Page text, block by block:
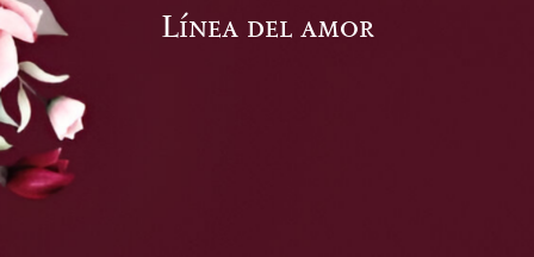
Línea del amor